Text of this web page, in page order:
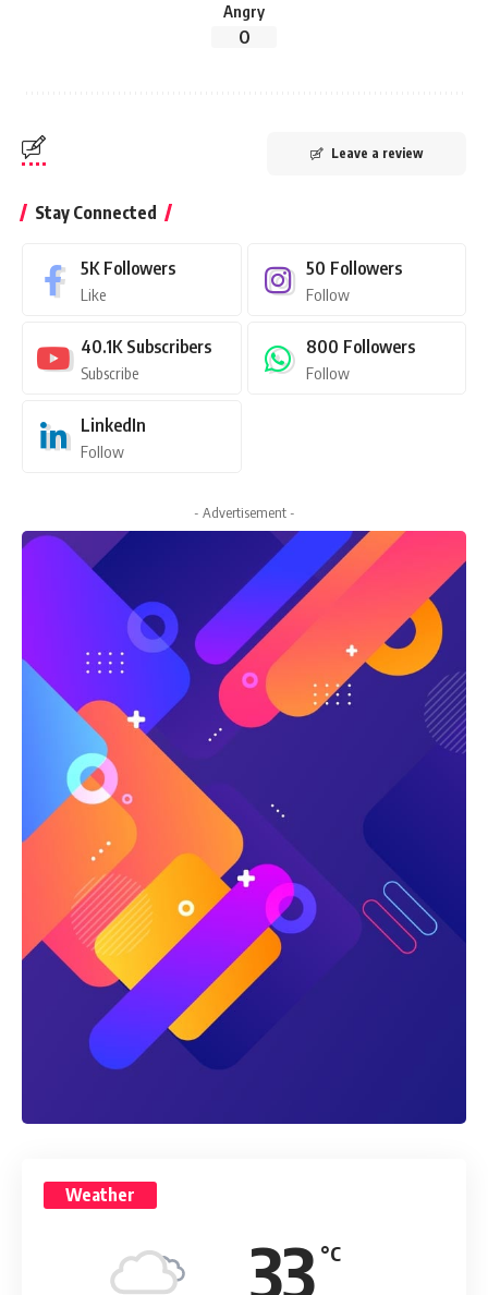
Angry
0
Leave a review
Stay Connected
5K Followers
Like
50 Followers
Follow
40.1K Subscribers
Subscribe
800 Followers
Follow
LinkedIn
Follow
- Advertisement -
Weather
33 °C